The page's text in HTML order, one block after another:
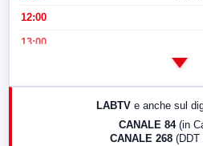
12:00
13:00
LABTV e anche sul
CANALE 84 (in
CANALE 268 (DDT